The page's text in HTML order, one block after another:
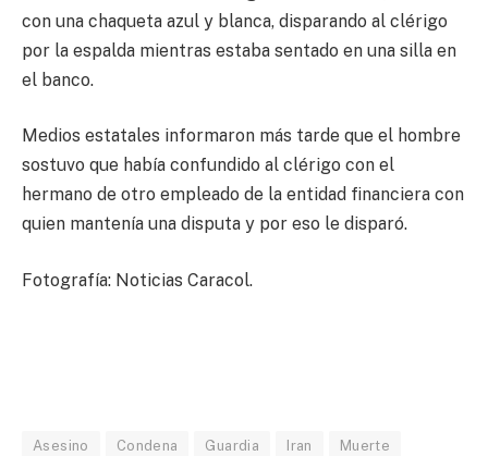
con una chaqueta azul y blanca, disparando al clérigo
por la espalda mientras estaba sentado en una silla en
el banco.
Medios estatales informaron más tarde que el hombre
sostuvo que había confundido al clérigo con el
hermano de otro empleado de la entidad financiera con
quien mantenía una disputa y por eso le disparó.
Fotografía: Noticias Caracol.
Asesino Condena Guardia Iran Muerte